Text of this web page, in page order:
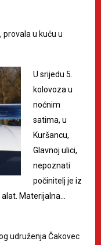
provala u kuću u
U srijedu 5.
kolovoza u
noćnim
satima, u
Kuršancu,
Glavnoj ulici,
nepoznati
počinitelj je iz
Materijalna…
udruženja Čakovec